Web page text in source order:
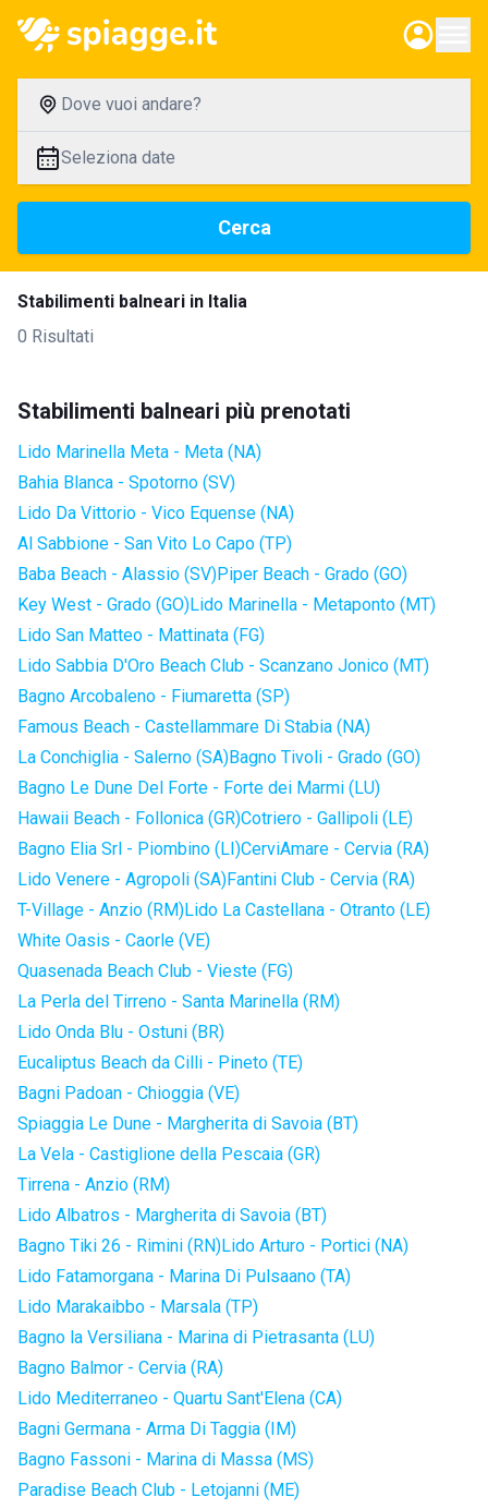
Dove vuoi andare?
Seleziona date
Cerca
Stabilimenti balneari in Italia
0 Risultati
Stabilimenti balneari più prenotati
Lido Marinella Meta - Meta (NA)
Bahia Blanca - Spotorno (SV)
Lido Da Vittorio - Vico Equense (NA)
Al Sabbione - San Vito Lo Capo (TP)
Baba Beach - Alassio (SV)Piper Beach - Grado (GO)
Key West - Grado (GO)Lido Marinella - Metaponto (MT)
Lido San Matteo - Mattinata (FG)
Lido Sabbia D'Oro Beach Club - Scanzano Jonico (MT)
Bagno Arcobaleno - Fiumaretta (SP)
Famous Beach - Castellammare Di Stabia (NA)
La Conchiglia - Salerno (SA)Bagno Tivoli - Grado (GO)
Bagno Le Dune Del Forte - Forte dei Marmi (LU)
Hawaii Beach - Follonica (GR)Cotriero - Gallipoli (LE)
Bagno Elia Srl - Piombino (LI)CerviAmare - Cervia (RA)
Lido Venere - Agropoli (SA)Fantini Club - Cervia (RA)
T-Village - Anzio (RM)Lido La Castellana - Otranto (LE)
White Oasis - Caorle (VE)
Quasenada Beach Club - Vieste (FG)
La Perla del Tirreno - Santa Marinella (RM)
Lido Onda Blu - Ostuni (BR)
Eucaliptus Beach da Cilli - Pineto (TE)
Bagni Padoan - Chioggia (VE)
Spiaggia Le Dune - Margherita di Savoia (BT)
La Vela - Castiglione della Pescaia (GR)
Tirrena - Anzio (RM)
Lido Albatros - Margherita di Savoia (BT)
Bagno Tiki 26 - Rimini (RN)Lido Arturo - Portici (NA)
Lido Fatamorgana - Marina Di Pulsaano (TA)
Lido Marakaibbo - Marsala (TP)
Bagno la Versiliana - Marina di Pietrasanta (LU)
Bagno Balmor - Cervia (RA)
Lido Mediterraneo - Quartu Sant'Elena (CA)
Bagni Germana - Arma Di Taggia (IM)
Bagno Fassoni - Marina di Massa (MS)
Paradise Beach Club - Letojanni (ME)